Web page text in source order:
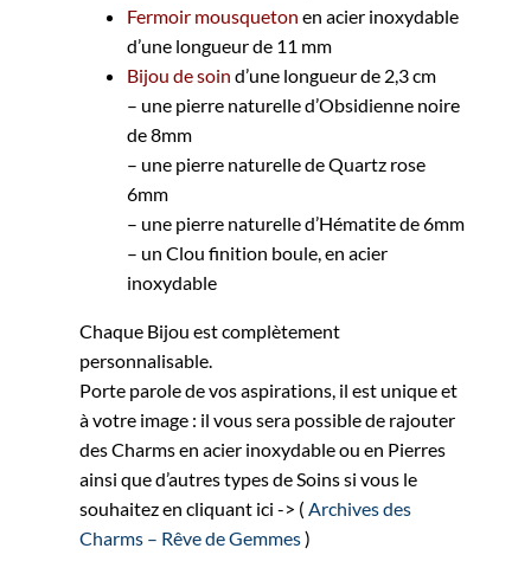
Fermoir mousqueton en acier inoxydable
d’une longueur de 11 mm
Bijou de soin d’une longueur de 2,3 cm
– une pierre naturelle d’Obsidienne noire
de 8mm
– une pierre naturelle de Quartz rose
6mm
– une pierre naturelle d’Hématite de 6mm
– un Clou finition boule, en acier
inoxydable
Chaque Bijou est complètement
personnalisable.
Porte parole de vos aspirations, il est unique et
à votre image : il vous sera possible de rajouter
des Charms en acier inoxydable ou en Pierres
ainsi que d’autres types de Soins si vous le
souhaitez en cliquant ici -> (Archives des
Charms – Rêve de Gemmes)